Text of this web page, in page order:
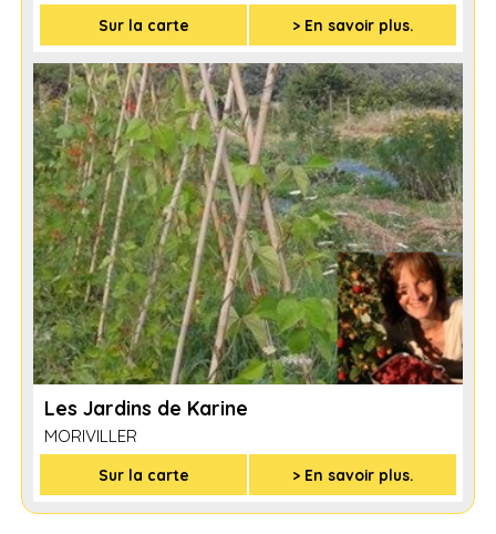
Sur la carte > En savoir plus.
Les Jardins de Karine
MORIVILLER
Sur la carte > En savoir plus.